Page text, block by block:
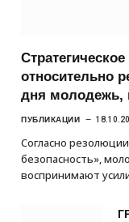
относительно
дня молодежь,
ПУБЛИКАЦИИ
Согласно
безопасность»,
воспринимают